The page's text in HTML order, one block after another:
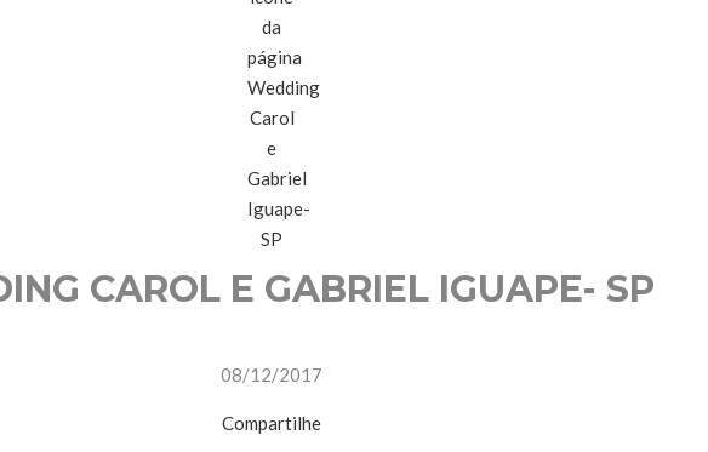
CAROL E GABRIEL IGUAPE- SP
08/12/2017
Compartilhe